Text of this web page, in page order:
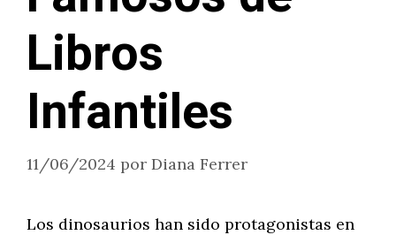
Libros
Infantiles
11/06/2024 por Diana Ferrer
Los dinosaurios han sido protagonistas en